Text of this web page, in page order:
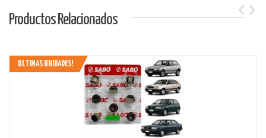
Productos Relacionados
ULTIMAS UNIDADES!